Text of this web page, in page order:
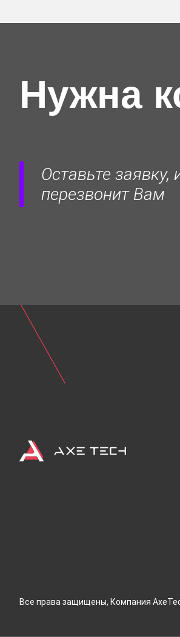
Разрешение
Нужна
Оставьте
перезвонит Вам
Все права защищены, Компания